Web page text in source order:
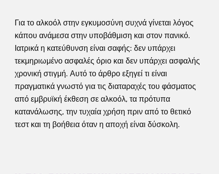
Για το αλκοόλ στην εγκυμοσύνη συχνά γίνεται λόγος
κάπου ανάμεσα στην υποβάθμιση και στον πανικό.
Ιατρικά η κατεύθυνση είναι σαφής: δεν υπάρχει
τεκμηριωμένο ασφαλές όριο και δεν υπάρχει ασφαλής
χρονική στιγμή. Αυτό το άρθρο εξηγεί τι είναι
πραγματικά γνωστό για τις διαταραχές του φάσματος
από εμβρυϊκή έκθεση σε αλκοόλ, τα πρότυπα
κατανάλωσης, την τυχαία χρήση πριν από το θετικό
τεστ και τη βοήθεια όταν η αποχή είναι δύσκολη.